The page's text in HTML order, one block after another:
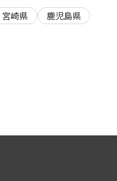
宮崎県
鹿児島県